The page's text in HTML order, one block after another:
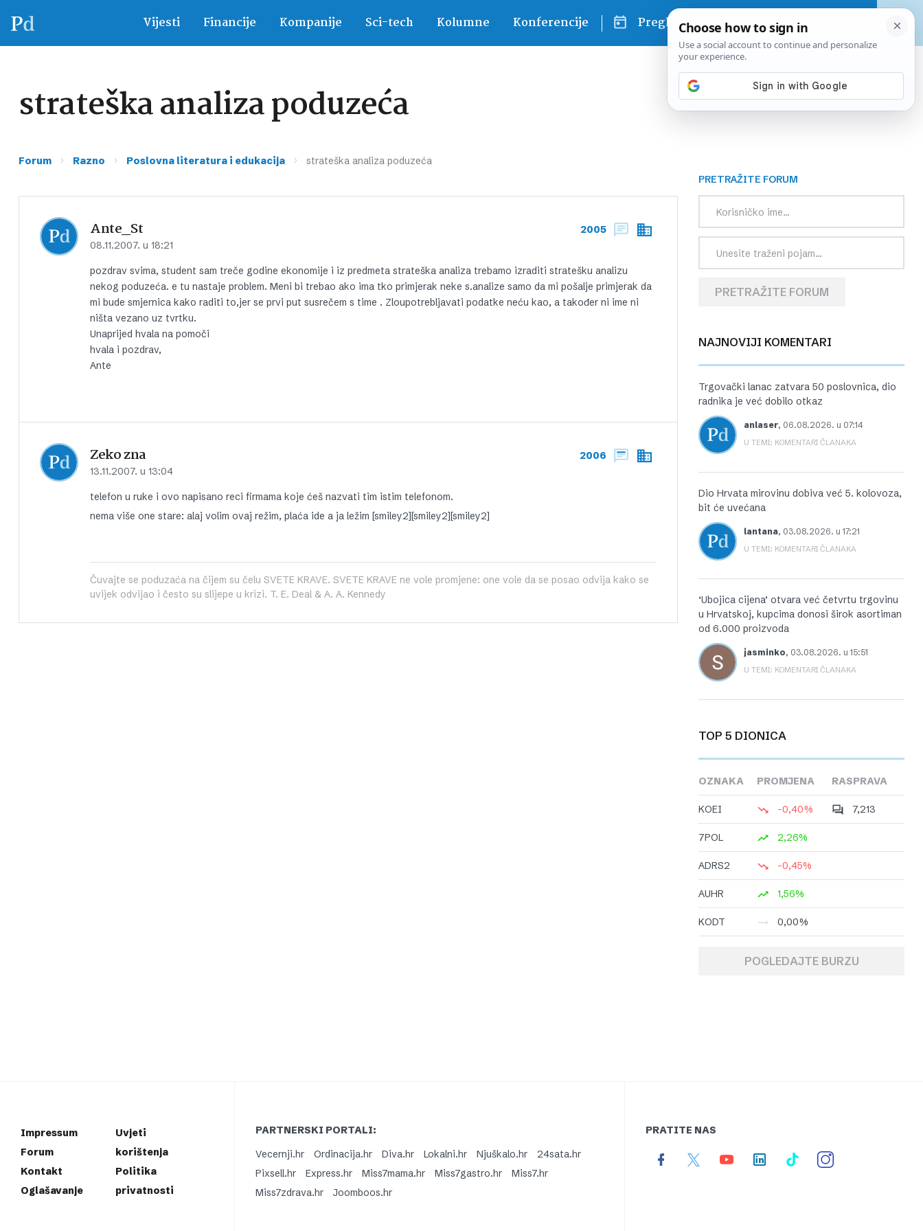
Vijesti Financije Kompanije Sci-tech Kolumne Konferencije Pregled dana
strateška analiza poduzeća
Forum › Razno › Poslovna literatura i edukacija › strateška analiza poduzeća
Ante_St
08.11.2007. u 18:21
2005
pozdrav svima, student sam treče godine ekonomije i iz predmeta strateška analiza trebamo izraditi stratešku analizu
nekog poduzeća. e tu nastaje problem. Meni bi trebao ako ima tko primjerak neke s.analize samo da mi pošalje primjerak da
mi bude smjernica kako raditi to,jer se prvi put susrečem s time . Zloupotrebljavati podatke neću kao, a također ni ime ni
ništa vezano uz tvrtku.
Unaprijed hvala na pomoči
hvala i pozdrav,
Ante
Zeko zna
13.11.2007. u 13:04
2006
telefon u ruke i ovo napisano reci firmama koje ćeš nazvati tim istim telefonom.
nema više one stare: alaj volim ovaj režim, plaća ide a ja ležim [smiley2][smiley2][smiley2]
Čuvajte se poduzaća na čijem su čelu SVETE KRAVE. SVETE KRAVE ne vole promjene: one vole da se posao odvija kako se
uvijek odvijao i često su slijepe u krizi. T. E. Deal & A. A. Kennedy
PRETRAŽITE FORUM
PRETRAŽITE FORUM
NAJNOVIJI KOMENTARI
Trgovački lanac zatvara 50 poslovnica, dio
radnika je već dobilo otkaz
anlaser, 06.08.2026. u 07:14
U TEMI: KOMENTARI ČLANAKA
Dio Hrvata mirovinu dobiva već 5. kolovoza,
bit će uvećana
lantana, 03.08.2026. u 17:21
U TEMI: KOMENTARI ČLANAKA
‘Ubojica cijena’ otvara već četvrtu trgovinu
u Hrvatskoj, kupcima donosi širok asortiman
od 6.000 proizvoda
jasminko, 03.08.2026. u 15:51
U TEMI: KOMENTARI ČLANAKA
TOP 5 DIONICA
OZNAKA PROMJENA RASPRAVA
KOEI -0,40% 7,213
7POL 2,26%
ADRS2 -0,45%
AUHR 1,56%
KODT 0,00%
POGLEDAJTE BURZU
Impressum
Forum
Kontakt
Oglašavanje
Uvjeti
korištenja
Politika
privatnosti
PARTNERSKI PORTALI:
Vecernji.hr
Ordinacija.hr Diva.hr Lokalni.hr Njuškalo.hr
24sata.hr
Pixsell.hr
Express.hr Miss7mama.hr Miss7gastro.hr
Miss7.hr
Miss7zdrava.hr
Joomboos.hr
PRATITE NAS